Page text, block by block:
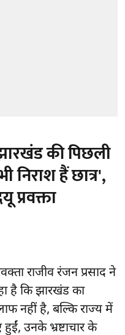
की पिछली
निराश हैं छात्र',
प्रवक्ता
राजीव रंजन प्रसाद ने
है कि झारखंड का
नहीं है, बल्कि राज्य में
हुईं, उनके भ्रष्टाचार के